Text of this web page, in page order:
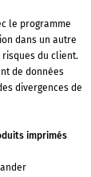
le programme
dans un autre
risques du client.
de données
divergences de
imprimés